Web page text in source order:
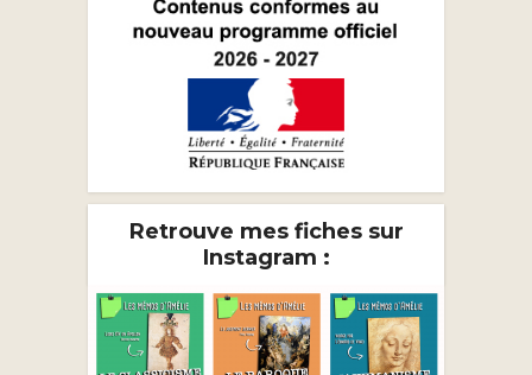
Retrouve mes fiches sur
Instagram :